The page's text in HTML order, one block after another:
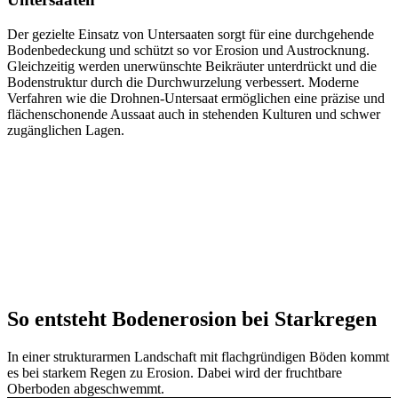
Der gezielte Einsatz von Untersaaten sorgt für eine durchgehende
Bodenbedeckung und schützt so vor Erosion und Austrocknung.
Gleichzeitig werden unerwünschte Beikräuter unterdrückt und die
Bodenstruktur durch die Durchwurzelung verbessert. Moderne
Verfahren wie die Drohnen-Untersaat ermöglichen eine präzise und
flächenschonende Aussaat auch in stehenden Kulturen und schwer
zugänglichen Lagen.
So entsteht Bodenerosion bei Starkregen
In einer strukturarmen Landschaft mit flachgründigen Böden kommt
es bei starkem Regen zu Erosion. Dabei wird der fruchtbare
Oberboden abgeschwemmt.